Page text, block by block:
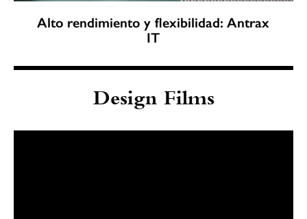
Alto rendimiento y flexibilidad: Antrax
IT
Design Films